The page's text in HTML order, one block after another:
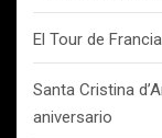
El Tour de
Santa Cristina
aniversario